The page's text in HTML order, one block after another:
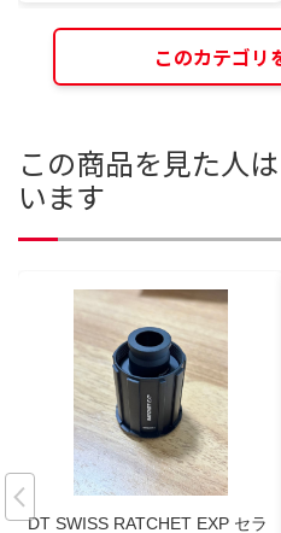
このカテゴリ
この商品を見た人
います
DT SWISS RATCHET EXP セラ